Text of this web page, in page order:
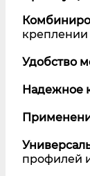
креплении
Удобство
Надежное
профилей